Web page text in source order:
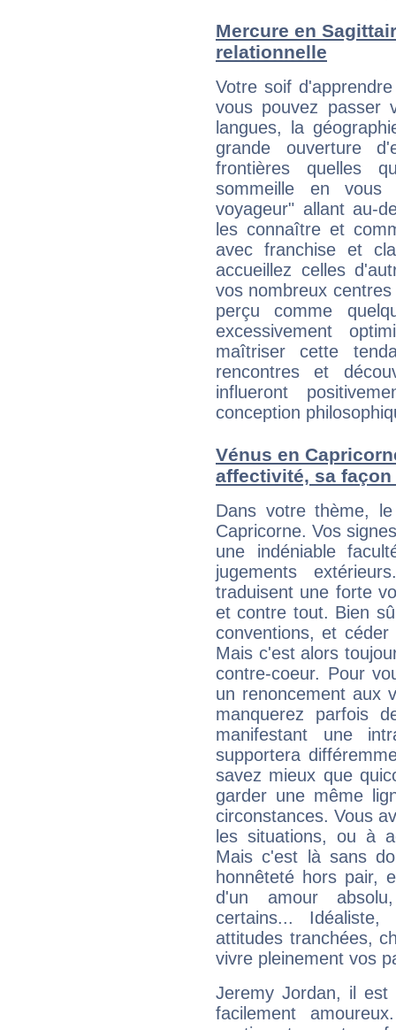
Mercure en
relationnelle
Votre soif
vous pouvez passer
langues, la
grande ouverture
frontières quelles
sommeille en
voyageur" allant au-
les connaître et
avec franchise et
accueillez celles
vos nombreux
perçu comme
excessivement
maîtriser cette
rencontres et
influeront
conception
Vénus en
affectivité, sa
Dans votre thème,
Capricorne. Vos
une indéniable
jugements
traduisent une forte
et contre tout. Bien
conventions, et
Mais c'est alors
contre-coeur. Pour
un renoncement aux
manquerez parfois
manifestant une
supportera
savez mieux que
garder une même
circonstances. Vous
les situations, ou à
Mais c'est là sans
honnêteté hors pair,
d'un amour
certains...
attitudes tranchées,
vivre pleinement vos
Jeremy Jordan, il
facilement